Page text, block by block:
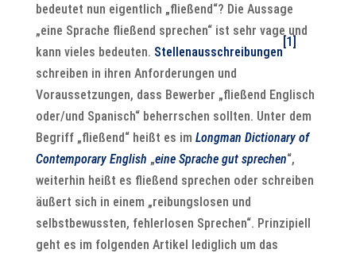
bedeutet nun eigentlich „fließend“? Die Aussage
„eine Sprache fließend sprechen“ ist sehr vage und
kann vieles bedeuten. Stellenausschreibungen
[1]
schreiben in ihren Anforderungen und
Voraussetzungen, dass Bewerber „fließend Englisch
oder/und Spanisch“ beherrschen sollten. Unter dem
Begriff „fließend“ heißt es im Longman Dictionary of
Contemporary English „eine Sprache gut sprechen“,
weiterhin heißt es fließend sprechen oder schreiben
äußert sich in einem „reibungslosen und
selbstbewussten, fehlerlosen Sprechen“. Prinzipiell
geht es im folgenden Artikel lediglich um das